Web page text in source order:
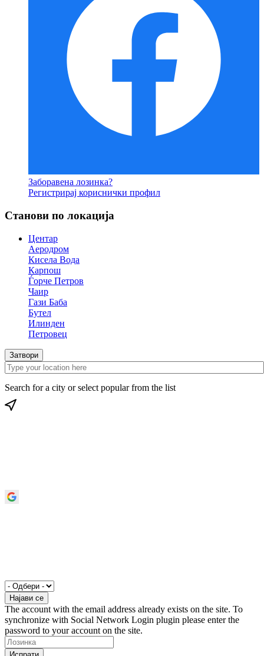
Заборавена лозинка?
Регистрирај кориснички профил
Станови по локација
Центар
Аеродром
Кисела Вода
Карпош
Ѓорче Петров
Чаир
Гази Баба
Бутел
Илинден
Петровец
Затвори
Search for a city or select popular from the list
The account with the email address already exists on the site. To
synchronize with Social Network Login plugin please enter the
password to your account on the site.